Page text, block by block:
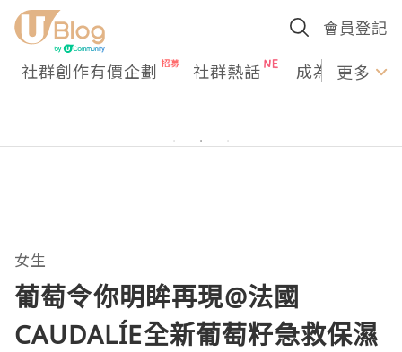
會員登記
社群創作有價企劃 社群熱話 成為U更多
女生
葡萄令你明眸再現@法國
CAUDALÍE全新葡萄籽急救保濕